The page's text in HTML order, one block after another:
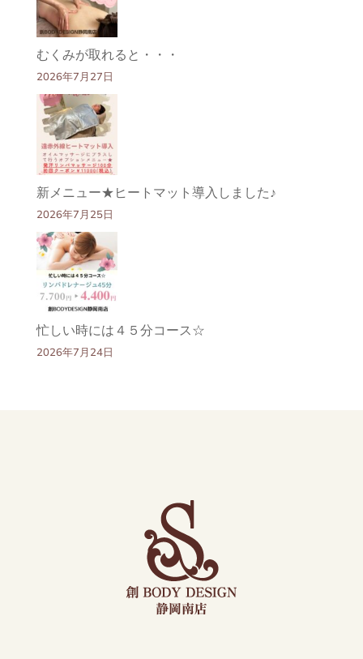
むくみが取れると・・・
2026年7月27日
新メニュー★ヒートマット導入しました♪
2026年7月25日
忙しい時には４５分コース☆
2026年7月24日